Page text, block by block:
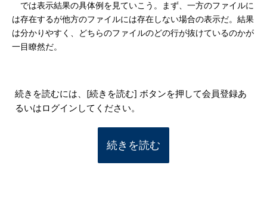
では表示結果の具体例を見ていこう。まず、一方のファイルに
は存在するが他方のファイルには存在しない場合の表示だ。結果
は分かりやすく、どちらのファイルのどの行が抜けているのかが
一目瞭然だ。
続きを読むには、[続きを読む] ボタンを押して会員登録あ
るいはログインしてください。
続きを読む